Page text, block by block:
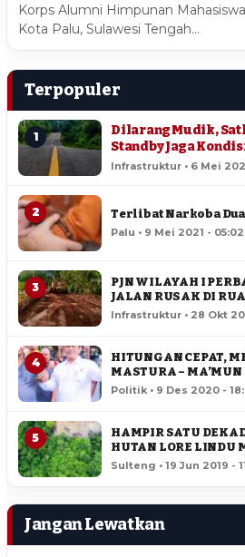
Korps Alumni Himpunan
Kota Palu, Sulawesi Tengah…
Terpopuler
1
Dilarang Mudik,
Standby Jaga
Infrastruktur • 6 Mei
2 Terlibat Narkoba Dua
Palu • 9 Mei 2021 -
3
PJN WILAYAH I
JALAN RUSAK DI
Infrastruktur • 28 Okt
4
HITUNGAN CEPAT,
MASTURA –
SULTENG
Politik • 9 Des 2020 -
5
HAMPIR SATU
HUTAN LORE LINDU
HEKTAR
Sulteng • 19 Jun 2019 -
Jangan Lewatkan